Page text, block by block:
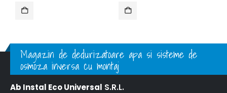
Magazin de dedurizatoare apa si sisteme de
osmoza inversa cu montaj
Ab Instal Eco Universal S.R.L.